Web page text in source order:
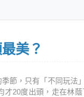
美？
節，只有「不同玩法
才20度出頭，走在林